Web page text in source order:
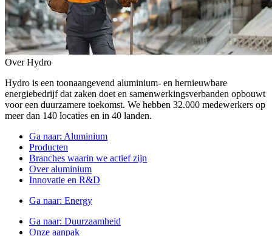
Over Hydro
Hydro is een toonaangevend aluminium- en hernieuwbare
energiebedrijf dat zaken doet en samenwerkingsverbanden opbouwt
voor een duurzamere toekomst. We hebben 32.000 medewerkers op
meer dan 140 locaties en in 40 landen.
Ga naar: Aluminium
Producten
Branches waarin we actief zijn
Over aluminium
Innovatie en R&D
Ga naar: Energy
Ga naar: Duurzaamheid
Onze aanpak